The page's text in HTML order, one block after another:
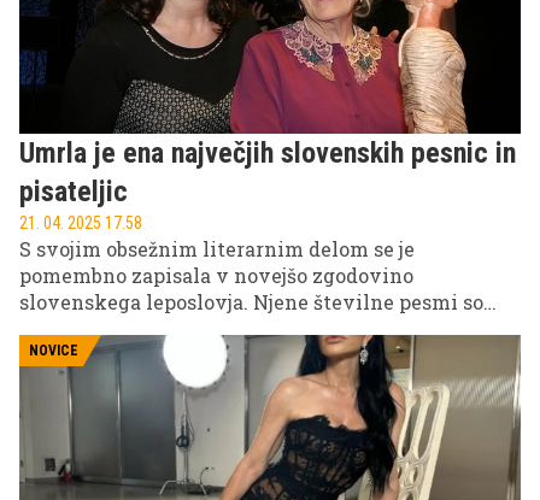
Umrla je ena največjih slovenskih pesnic in
pisateljic
21. 04. 2025 17.58
S svojim obsežnim literarnim delom se je
pomembno zapisala v novejšo zgodovino
slovenskega leposlovja. Njene številne pesmi so
kratkometražnih televizijskih filmov.
NOVICE